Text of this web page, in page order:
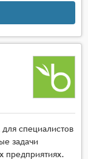
специалистов
задачи
предприятиях.